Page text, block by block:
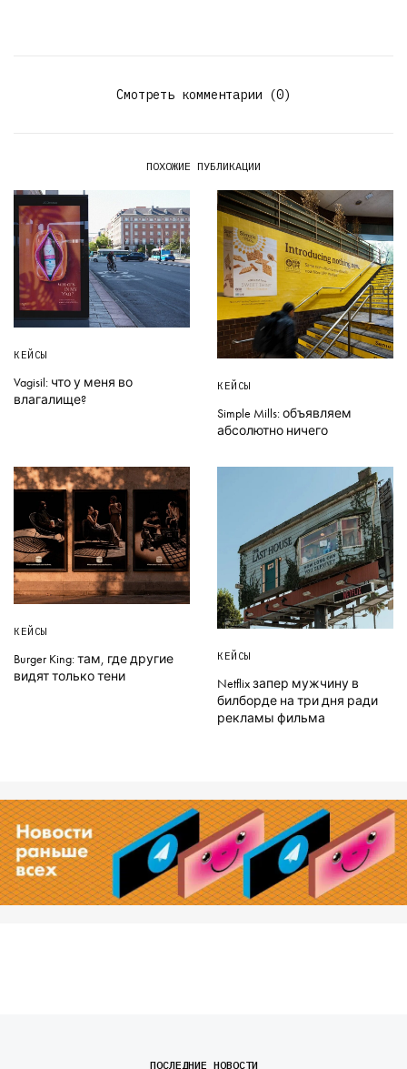
Смотреть комментарии (0)
ПОХОЖИЕ ПУБЛИКАЦИИ
КЕЙСЫ
Vagisil: что у меня во
влагалище?
КЕЙСЫ
Simple Mills: объявляем
абсолютно ничего
КЕЙСЫ
Burger King: там, где другие
видят только тени
КЕЙСЫ
Netflix запер мужчину в
билборде на три дня ради
рекламы фильма
ПОСЛЕДНИЕ НОВОСТИ